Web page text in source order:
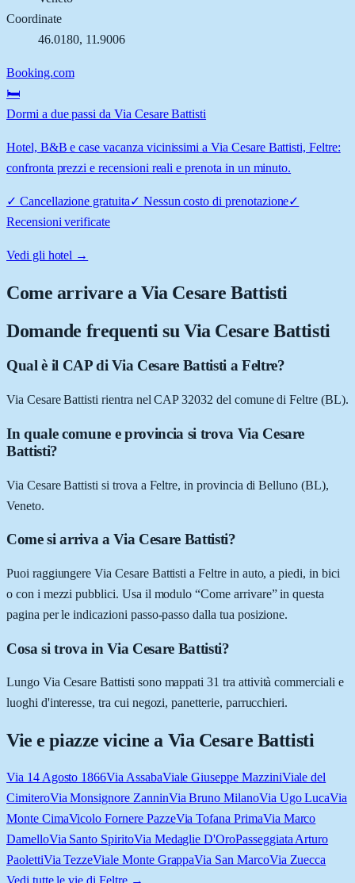
Coordinate
46.0180, 11.9006
Booking.com
🛏️
Dormi a due passi da Via Cesare Battisti
Hotel, B&B e case vacanza vicinissimi a Via Cesare Battisti, Feltre:
confronta prezzi e recensioni reali e prenota in un minuto.
✓ Cancellazione gratuita✓ Nessun costo di prenotazione✓
Recensioni verificate
Vedi gli hotel →
Come arrivare aVia Cesare Battisti
Domande frequenti su Via Cesare Battisti
Qual è il CAP di Via Cesare Battisti a Feltre?
Via Cesare Battisti rientra nel CAP 32032 del comune di Feltre (BL).
In quale comune e provincia si trova Via Cesare
Battisti?
Via Cesare Battisti si trova a Feltre, in provincia di Belluno (BL),
Veneto.
Come si arriva a Via Cesare Battisti?
Puoi raggiungere Via Cesare Battisti a Feltre in auto, a piedi, in bici
o con i mezzi pubblici. Usa il modulo “Come arrivare” in questa
pagina per le indicazioni passo-passo dalla tua posizione.
Cosa si trova in Via Cesare Battisti?
Lungo Via Cesare Battisti sono mappati 31 tra attività commerciali e
luoghi d'interesse, tra cui negozi, panetterie, parrucchieri.
Vie e piazze vicine a Via Cesare Battisti
Via 14 Agosto 1866Via AssabaViale Giuseppe MazziniViale del
CimiteroVia Monsignore ZanninVia Bruno MilanoVia Ugo LucaVia
Monte CimaVicolo Fornere PazzeVia Tofana PrimaVia Marco
DamelloVia Santo SpiritoVia Medaglie D'OroPasseggiata Arturo
PaolettiVia TezzeViale Monte GrappaVia San MarcoVia Zuecca